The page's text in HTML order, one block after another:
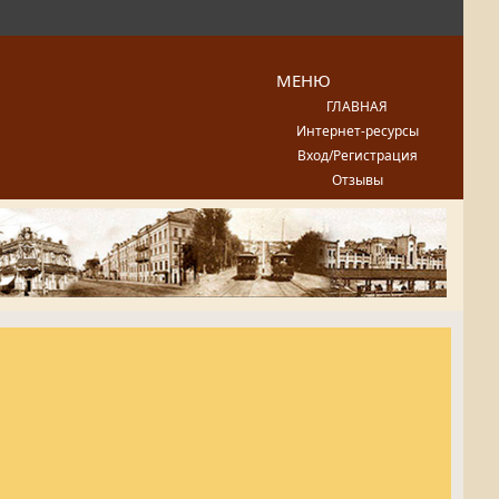
МЕНЮ
ГЛАВНАЯ
Интернет-ресурсы
Вход/Регистрация
Отзывы